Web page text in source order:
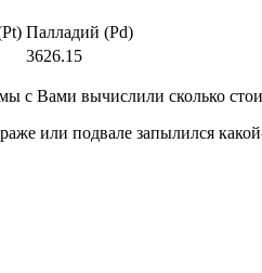
Палладий (Pd)
3626.15
с Вами вычислили сколько
или подвале запылился